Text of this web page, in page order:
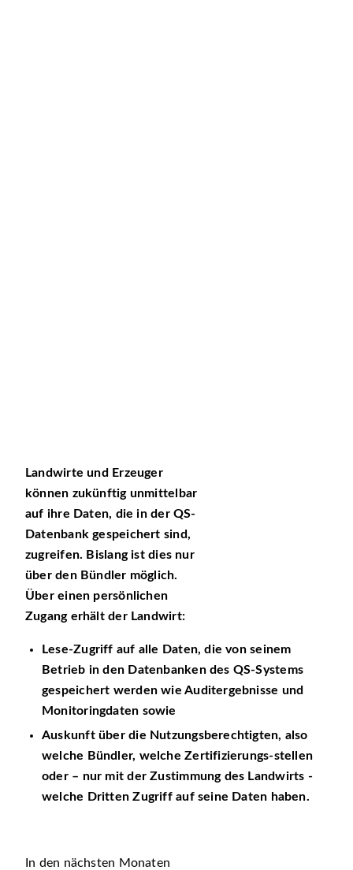
Landwirte und Erzeuger
können zukünftig unmittelbar
auf ihre Daten, die in der QS-
Datenbank gespeichert sind,
zugreifen. Bislang ist dies nur
über den Bündler möglich.
Über einen persönlichen
Zugang erhält der Landwirt:
Lese-Zugriff auf alle Daten, die von seinem
Betrieb in den Datenbanken des QS-Systems
gespeichert werden wie Auditergebnisse und
Monitoringdaten sowie
Auskunft über die Nutzungsberechtigten, also
welche Bündler, welche Zertifizierungs-stellen
oder – nur mit der Zustimmung des Landwirts -
welche Dritten Zugriff auf seine Daten haben.
In den nächsten Monaten